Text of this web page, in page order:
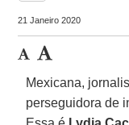
21 Janeiro 2020
Mexicana,
perseguidora de